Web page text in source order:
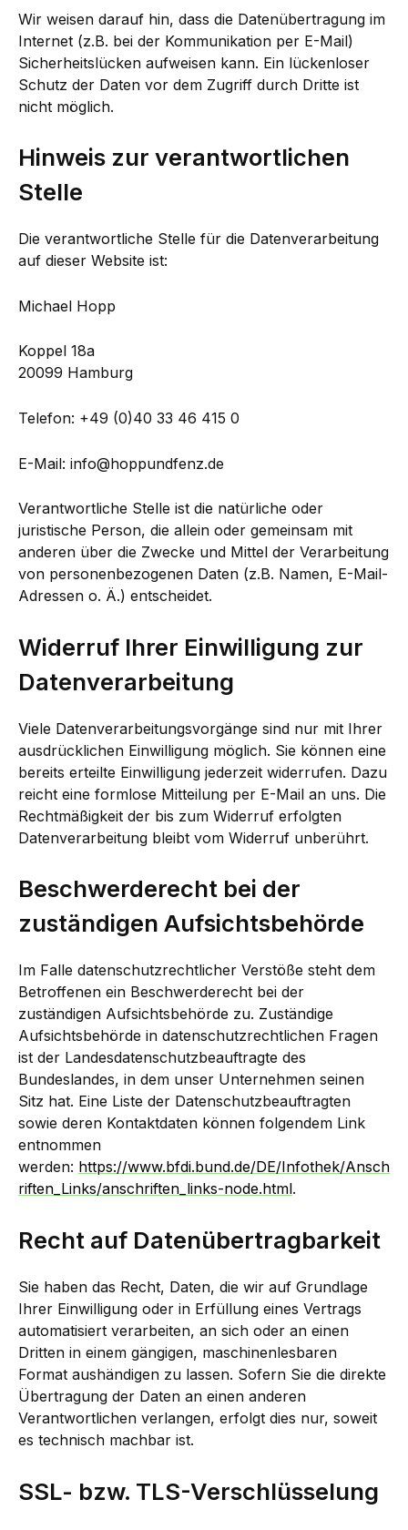
Wir weisen darauf hin, dass die Datenübertragung im
Internet (z.B. bei der Kommunikation per E-Mail)
Sicherheitslücken aufweisen kann. Ein lückenloser
Schutz der Daten vor dem Zugriff durch Dritte ist
nicht möglich.
Hinweis zur verantwortlichen
Stelle
Die verantwortliche Stelle für die Datenverarbeitung
auf dieser Website ist:
Michael Hopp
Koppel 18a
20099 Hamburg
Telefon: +49 (0)40 33 46 415 0
E-Mail: info@hoppundfenz.de
Verantwortliche Stelle ist die natürliche oder
juristische Person, die allein oder gemeinsam mit
anderen über die Zwecke und Mittel der Verarbeitung
von personenbezogenen Daten (z.B. Namen, E-Mail-
Adressen o. Ä.) entscheidet.
Widerruf Ihrer Einwilligung zur
Datenverarbeitung
Viele Datenverarbeitungsvorgänge sind nur mit Ihrer
ausdrücklichen Einwilligung möglich. Sie können eine
bereits erteilte Einwilligung jederzeit widerrufen. Dazu
reicht eine formlose Mitteilung per E-Mail an uns. Die
Rechtmäßigkeit der bis zum Widerruf erfolgten
Datenverarbeitung bleibt vom Widerruf unberührt.
Beschwerderecht bei der
zuständigen Aufsichtsbehörde
Im Falle datenschutzrechtlicher Verstöße steht dem
Betroffenen ein Beschwerderecht bei der
zuständigen Aufsichtsbehörde zu. Zuständige
Aufsichtsbehörde in datenschutzrechtlichen Fragen
ist der Landesdatenschutzbeauftragte des
Bundeslandes, in dem unser Unternehmen seinen
Sitz hat. Eine Liste der Datenschutzbeauftragten
sowie deren Kontaktdaten können folgendem Link
entnommen
werden: https://www.bfdi.bund.de/DE/Infothek/Ansch
riften_Links/anschriften_links-node.html.
Recht auf Datenübertragbarkeit
Sie haben das Recht, Daten, die wir auf Grundlage
Ihrer Einwilligung oder in Erfüllung eines Vertrags
automatisiert verarbeiten, an sich oder an einen
Dritten in einem gängigen, maschinenlesbaren
Format aushändigen zu lassen. Sofern Sie die direkte
Übertragung der Daten an einen anderen
Verantwortlichen verlangen, erfolgt dies nur, soweit
es technisch machbar ist.
SSL- bzw. TLS-Verschlüsselung